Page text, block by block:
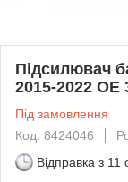
Підсилювач
2015-2022 OE
Під замовлення
Код: 8424046
Відправка з 11